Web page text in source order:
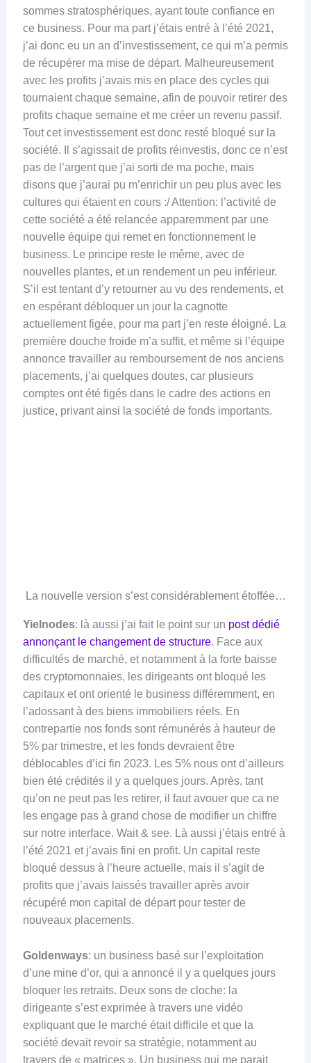
sommes stratosphériques, ayant toute confiance en
ce business. Pour ma part j’étais entré à l’été 2021,
j’ai donc eu un an d’investissement, ce qui m’a permis
de récupérer ma mise de départ. Malheureusement
avec les profits j’avais mis en place des cycles qui
tournaient chaque semaine, afin de pouvoir retirer des
profits chaque semaine et me créer un revenu passif.
Tout cet investissement est donc resté bloqué sur la
société. Il s’agissait de profits réinvestis, donc ce n’est
pas de l’argent que j’ai sorti de ma poche, mais
disons que j’aurai pu m’enrichir un peu plus avec les
cultures qui étaient en cours :/ Attention: l’activité de
cette société a été relancée apparemment par une
nouvelle équipe qui remet en fonctionnement le
business. Le principe reste le même, avec de
nouvelles plantes, et un rendement un peu inférieur.
S’il est tentant d’y retourner au vu des rendements, et
en espérant débloquer un jour la cagnotte
actuellement figée, pour ma part j’en reste éloigné. La
première douche froide m’a suffit, et même si l’équipe
annonce travailler au remboursement de nos anciens
placements, j’ai quelques doutes, car plusieurs
comptes ont été figés dans le cadre des actions en
justice, privant ainsi la société de fonds importants.
La nouvelle version s’est considérablement étoffée…
Yielnodes: là aussi j’ai fait le point sur un post dédié
annonçant le changement de structure. Face aux
difficultés de marché, et notamment à la forte baisse
des cryptomonnaies, les dirigeants ont bloqué les
capitaux et ont orienté le business différemment, en
l’adossant à des biens immobiliers réels. En
contrepartie nos fonds sont rémunérés à hauteur de
5% par trimestre, et les fonds devraient être
déblocables d’ici fin 2023. Les 5% nous ont d’ailleurs
bien été crédités il y a quelques jours. Après, tant
qu’on ne peut pas les retirer, il faut avouer que ca ne
les engage pas à grand chose de modifier un chiffre
sur notre interface. Wait & see. Là aussi j’étais entré à
l’été 2021 et j’avais fini en profit. Un capital reste
bloqué dessus à l’heure actuelle, mais il s’agit de
profits que j’avais laissés travailler après avoir
récupéré mon capital de départ pour tester de
nouveaux placements.
Goldenways: un business basé sur l’exploitation
d’une mine d’or, qui a annoncé il y a quelques jours
bloquer les retraits. Deux sons de cloche: la
dirigeante s’est exprimée à travers une vidéo
expliquant que le marché était difficile et que la
société devait revoir sa stratégie, notamment au
travers de « matrices ». Un business qui me parait